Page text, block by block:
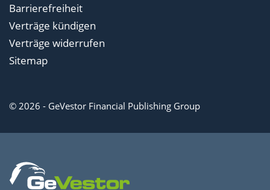
Barrierefreiheit
Verträge kündigen
Verträge widerrufen
Sitemap
© 2026 - GeVestor Financial Publishing Group